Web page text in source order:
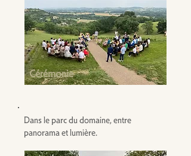
Cérémonie
Dans le parc du domaine, entre
panorama et lumière.